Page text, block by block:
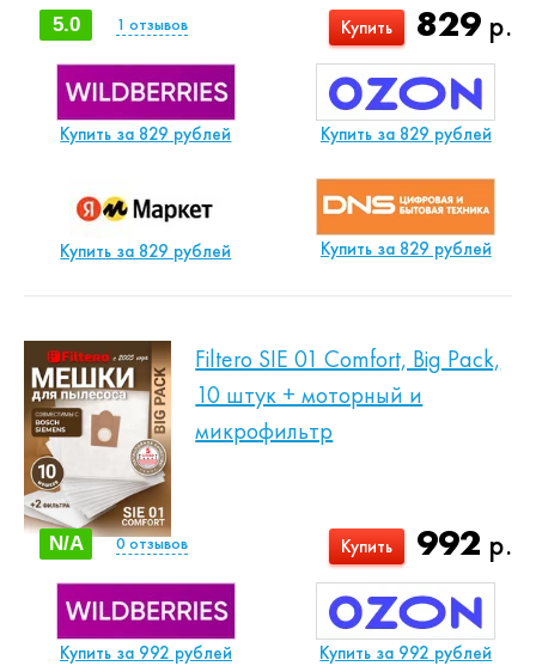
829 р.
Купить
5.0 1 отзывов
Купить за 829 рублей Купить за 829 рублей
Купить за 829 рублей Купить за 829 рублей
Filtero SIE 01 Comfort, Big Pack,
10 штук + моторный и
микрофильтр
992 р.
Купить
N/A 0отзывов
Купить за 992 рублей Купить за 992 рублей